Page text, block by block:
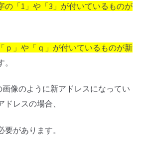
の「1」や「3」が付いているものが
ｐ」や「ｑ」が付いているものが新
像のように新アドレスになってい
レスの場合、
があります。